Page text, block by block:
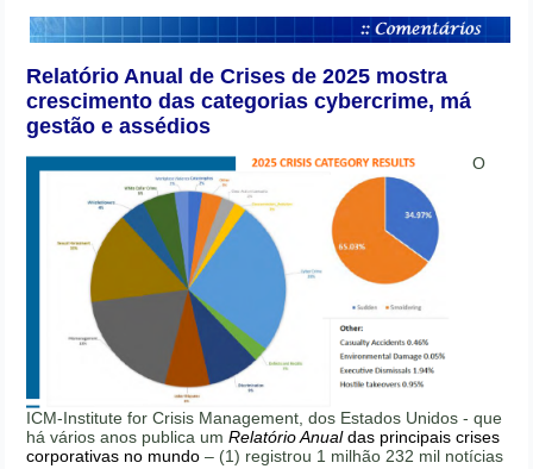
Relatório Anual de Crises de 2025 mostra
crescimento das categorias cybercrime, má
gestão e assédios
O
ICM-Institute for Crisis Management, dos Estados Unidos - que
há vários anos publica umRelatório Anualdas principais crises
corporativas no mundo – (1) registrou 1 milhão 232 mil notícias